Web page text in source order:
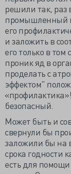
решили так, раз
промышленный
его
и заложить в
его только в том
проник яд в
проделать с
эффектом"
безопасный.
Может быть и
свернули бы
заложили бы на
срока годности
есть для